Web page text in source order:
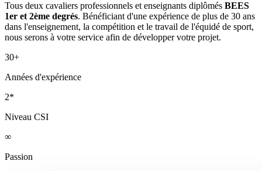
Tous deux cavaliers professionnels et enseignants diplômés BEES
1er et 2ème degrés. Bénéficiant d'une expérience de plus de 30 ans
dans l'enseignement, la compétition et le travail de l'équidé de sport,
nous serons à votre service afin de développer votre projet.
30+
Années d'expérience
2*
Niveau CSI
∞
Passion